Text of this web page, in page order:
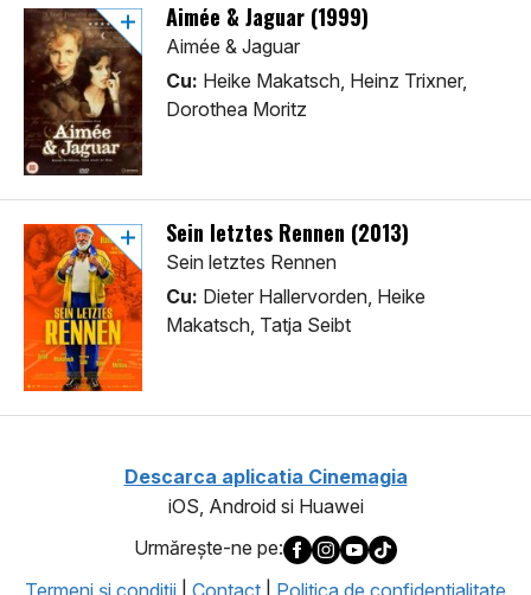
Aimée & Jaguar (1999)
Aimée & Jaguar
Cu: Heike Makatsch, Heinz Trixner,
Dorothea Moritz
Sein letztes Rennen (2013)
Sein letztes Rennen
Cu: Dieter Hallervorden, Heike
Makatsch, Tatja Seibt
Descarca aplicatia Cinemagia
iOS, Android si Huawei
Urmăreşte-ne pe:
Termeni şi condiţii
Contact Politica de confidentialitate